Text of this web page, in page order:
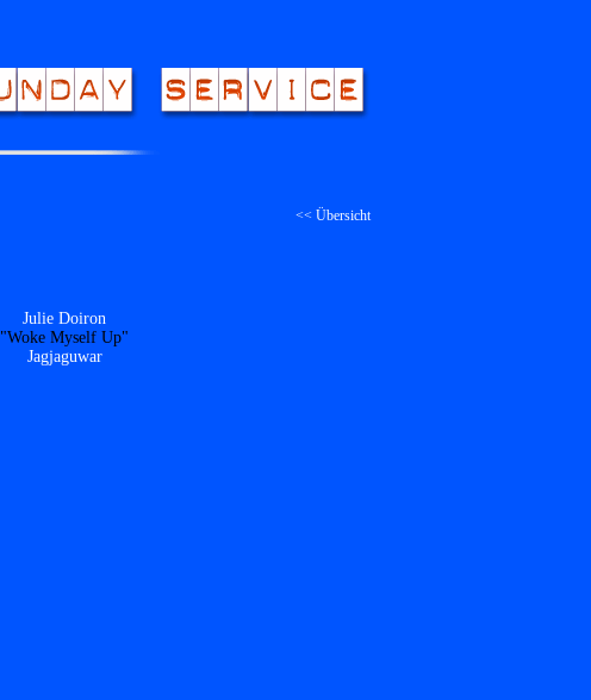
<< Übersicht
Julie Doiron
"Woke Myself Up"
Jagjaguwar